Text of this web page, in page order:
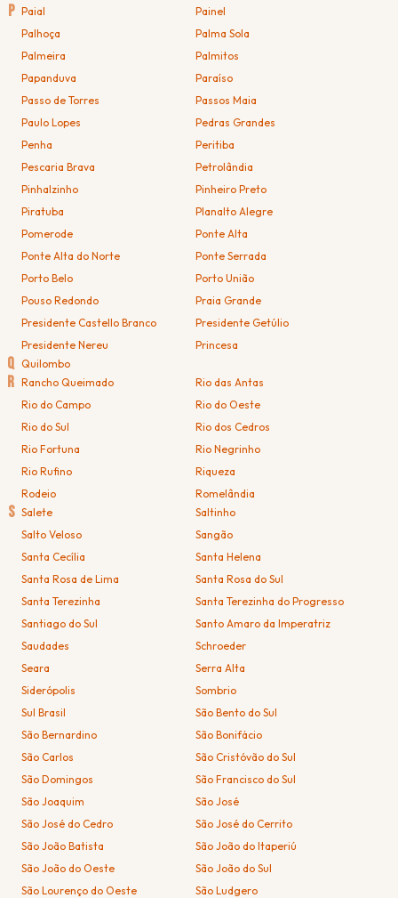
P Paial
Painel
Palhoça
Palma Sola
Palmeira
Palmitos
Papanduva
Paraíso
Passo de Torres
Passos Maia
Paulo Lopes
Pedras Grandes
Penha
Peritiba
Pescaria Brava
Petrolândia
Pinhalzinho
Pinheiro Preto
Piratuba
Planalto Alegre
Pomerode
Ponte Alta
Ponte Alta do Norte
Ponte Serrada
Porto Belo
Porto União
Pouso Redondo
Praia Grande
Presidente Castello Branco
Presidente Getúlio
Presidente Nereu
Princesa
Q Quilombo
R Rancho Queimado
Rio das Antas
Rio do Campo
Rio do Oeste
Rio do Sul
Rio dos Cedros
Rio Fortuna
Rio Negrinho
Rio Rufino
Riqueza
Rodeio
Romelândia
S Salete
Saltinho
Salto Veloso
Sangão
Santa Cecília
Santa Helena
Santa Rosa de Lima
Santa Rosa do Sul
Santa Terezinha
Santa Terezinha do Progresso
Santiago do Sul
Santo Amaro da Imperatriz
Saudades
Schroeder
Seara
Serra Alta
Siderópolis
Sombrio
Sul Brasil
São Bento do Sul
São Bernardino
São Bonifácio
São Carlos
São Cristóvão do Sul
São Domingos
São Francisco do Sul
São Joaquim
São José
São José do Cedro
São José do Cerrito
São João Batista
São João do Itaperiú
São João do Oeste
São João do Sul
São Lourenço do Oeste
São Ludgero